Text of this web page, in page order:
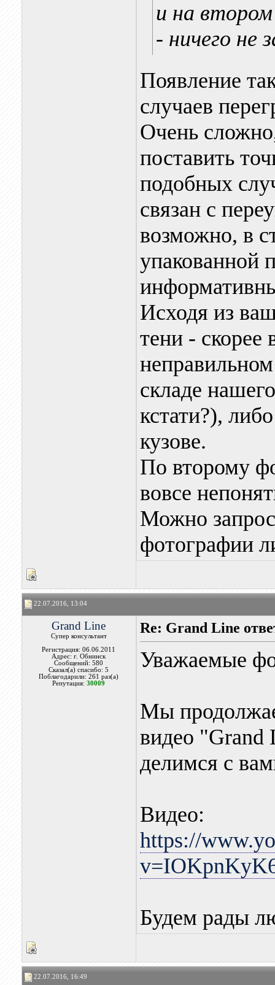
и на
- ничего не
Появление
случаев
Очень
поставить
подобных
связан с
возможно, в
упакованной
Исходя из
тени - скорее
складе
кстати?),
кузове.
По второму
вовсе
Можно
фотографии
22.07.2016, 13:04
Grand Line
Супер консультант
Регистрация: 06.06.2011
Адрес: г. Обнинск
Сообщений: 580
Сказал(а) спасибо: 5
Поблагодарили: 261 раз(а)
Репутация:30009
Re: Grand Line
Уважаемые
Мы
видео
делимся с
Видео:
https://
Будем рады
22.07.2016, 16:49